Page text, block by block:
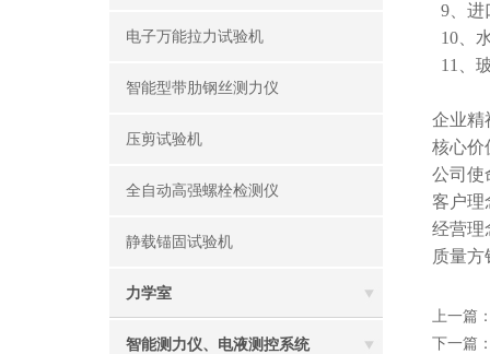
电子万能拉力试验机
智能型带肋钢丝测力仪
压剪试验机
全自动高强螺栓检测仪
静载锚固试验机
力学室
智能测力仪、电液测控系统
9、进
10、
11、
企业精
核心价
公司使
客户理
经营理
质量
上一篇
下一篇